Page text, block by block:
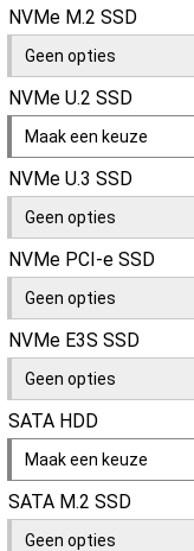
NVMe M.2 SSD
Geen opties
NVMe U.2 SSD
Maak een keuze
NVMe U.3 SSD
Geen opties
NVMe PCI-e SSD
Geen opties
NVMe E3S SSD
Geen opties
SATA HDD
Maak een keuze
SATA M.2 SSD
Geen opties